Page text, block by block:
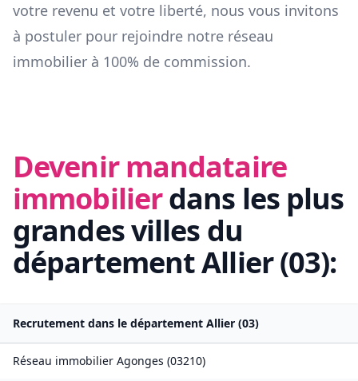
votre revenu et votre liberté, nous vous invitons
à postuler pour rejoindre notre réseau
immobilier à 100% de commission.
Devenir mandataire
immobilierdans les plus
grandes villes du
départementAllier(03):
Recrutement dans le département Allier (03)
Réseau immobilier Agonges (03210)